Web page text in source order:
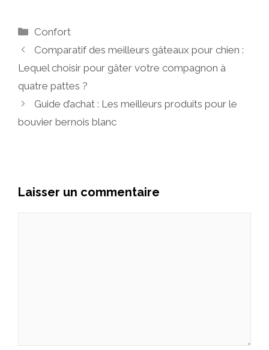
Catégories
Confort
Comparatif des meilleurs gâteaux pour chien :
Lequel choisir pour gâter votre compagnon à
quatre pattes ?
Guide d’achat : Les meilleurs produits pour le
bouvier bernois blanc
Laisser un commentaire